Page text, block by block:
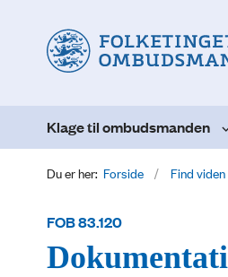
Klage til ombudsmanden
Du er her: Forside Find viden
FOB 83.120